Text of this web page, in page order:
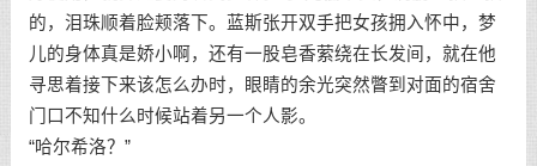
的，泪珠顺着脸颊落下。蓝斯张开双手把女孩拥入怀中，梦
儿的身体真是娇小啊，还有一股皂香萦绕在长发间，就在他
寻思着接下来该怎么办时，眼睛的余光突然瞥到对面的宿舍
门口不知什么时候站着另一个人影。
“哈尔希洛？”